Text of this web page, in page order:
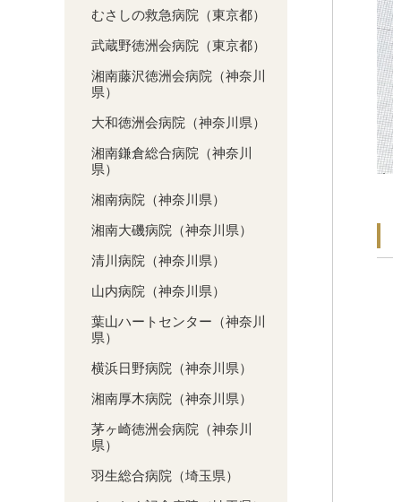
むさしの救急病院（東京都）
武蔵野徳洲会病院（東京都）
湘南藤沢徳洲会病院（神奈川
県）
大和徳洲会病院（神奈川県）
湘南鎌倉総合病院（神奈川
県）
湘南病院（神奈川県）
湘南大磯病院（神奈川県）
清川病院（神奈川県）
山内病院（神奈川県）
葉山ハートセンター（神奈川
県）
横浜日野病院（神奈川県）
湘南厚木病院（神奈川県）
茅ヶ崎徳洲会病院（神奈川
県）
羽生総合病院（埼玉県）